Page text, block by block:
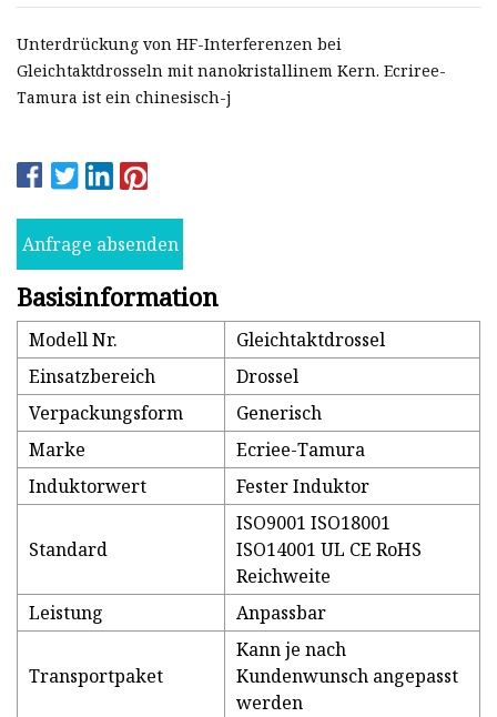
Unterdrückung von HF-Interferenzen bei
Gleichtaktdrosseln mit nanokristallinem Kern. Ecriree-
Tamura ist ein chinesisch-j
Anfrage absenden
Basisinformation
Modell Nr.
Gleichtaktdrossel
Einsatzbereich
Drossel
Verpackungsform
Generisch
Marke
Ecriee-Tamura
Induktorwert
Fester Induktor
Standard
ISO9001 ISO18001
ISO14001 UL CE RoHS
Reichweite
Leistung
Anpassbar
Transportpaket
Kann je nach
Kundenwunsch angepasst
werden